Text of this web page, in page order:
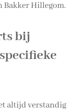
Bakker Hillegom.
bij
altijd verstandig